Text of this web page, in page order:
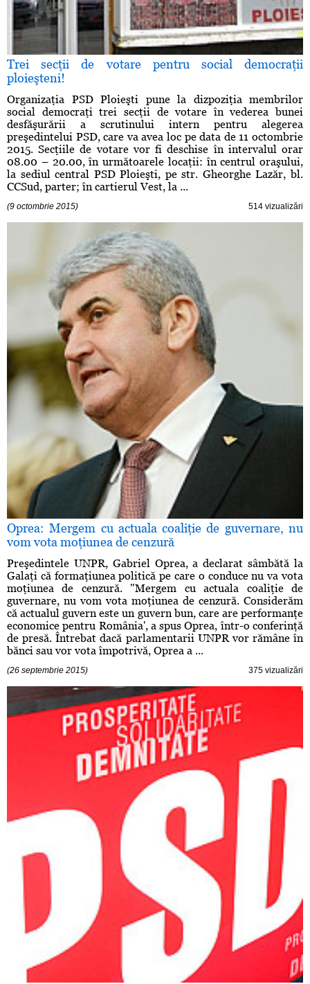
Trei secţii de votare pentru social democraţii
ploieşteni!
Organizaţia PSD Ploieşti pune la dizpoziţia membrilor
social democraţi trei secţii de votare în vederea bunei
desfăşurării a scrutinului intern pentru alegerea
preşedintelui PSD, care va avea loc pe data de 11 octombrie
2015. Secţiile de votare vor fi deschise în intervalul orar
08.00 – 20.00, în următoarele locaţii: în centrul oraşului,
la sediul central PSD Ploieşti, pe str. Gheorghe Lazăr, bl.
CCSud, parter; în cartierul Vest, la ...
(9 octombrie 2015) 514 vizualizări
Oprea: Mergem cu actuala coaliţie de guvernare, nu
vom vota moţiunea de cenzură
Preşedintele UNPR, Gabriel Oprea, a declarat sâmbătă la
Galaţi că formaţiunea politică pe care o conduce nu va vota
moţiunea de cenzură. "Mergem cu actuala coaliţie de
guvernare, nu vom vota moţiunea de cenzură. Considerăm
că actualul guvern este un guvern bun, care are performanţe
economice pentru România', a spus Oprea, într-o conferinţă
de presă. Întrebat dacă parlamentarii UNPR vor rămâne în
bănci sau vor vota împotrivă, Oprea a ...
(26 septembrie 2015) 375 vizualizări